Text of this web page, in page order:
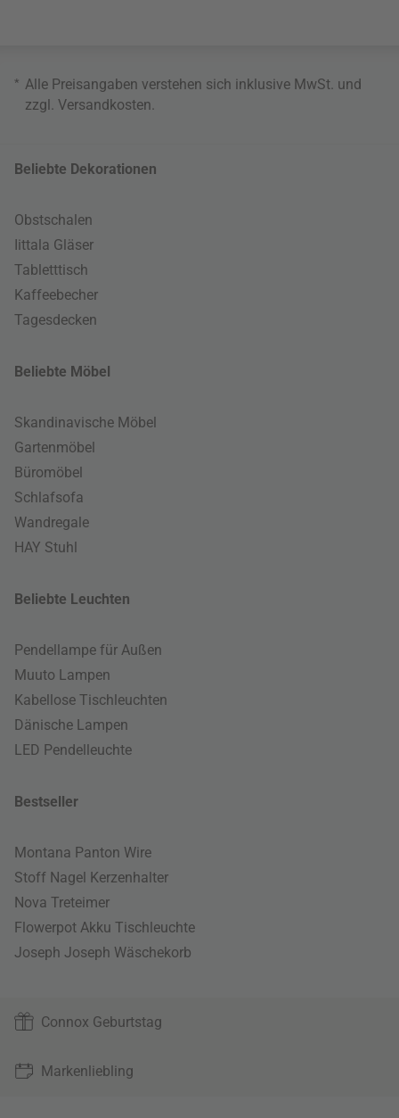
* Alle Preisangaben verstehen sich inklusive MwSt. und
zzgl. Versandkosten
Beliebte Dekorationen
Obstschalen
Iittala Gläser
Tabletttisch
Kaffeebecher
Tagesdecken
Beliebte Möbel
Skandinavische Möbel
Gartenmöbel
Büromöbel
Schlafsofa
Wandregale
HAY Stuhl
Beliebte Leuchten
Pendellampe für Außen
Muuto Lampen
Kabellose Tischleuchten
Dänische Lampen
LED Pendelleuchte
Bestseller
Montana Panton Wire
Stoff Nagel Kerzenhalter
Nova Treteimer
Flowerpot Akku Tischleuchte
Joseph Joseph Wäschekorb
Connox Geburtstag
Markenliebling